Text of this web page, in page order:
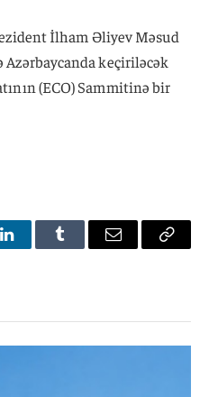
İlham Əliyev Məsud
keçiriləcək
(ECO) Sammitinə bir
LinkedInTumblr Email
Copy